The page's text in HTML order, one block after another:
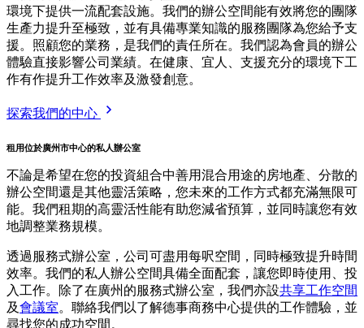
環境下提供一流配套設施。我們的辦公空間能有效將您的團隊
生產力提升至極致，並有具備專業知識的服務團隊為您給予支
援。照顧您的業務，是我們的責任所在。我們認為會員的辦公
體驗直接影響公司業績。在健康、宜人、支援充分的環境下工
作有作提升工作效率及激發創意。
探索我們的中心
租用位於廣州市中心的私人辦公室
不論是希望在您的投資組合中善用混合用途的房地產、分散的
辦公空間還是其他靈活策略，您未來的工作方式都充滿無限可
能。我們租期的高靈活性能有助您減省預算，並同時讓您有效
地調整業務規模。
透過服務式辦公室，公司可盡用每呎空間，同時極致提升時間
效率。我們的私人辦公空間具備全面配套，讓您即時使用、投
入工作。除了在廣州的服務式辦公室，我們亦設共享工作空間
及會議室。聯絡我們以了解德事商務中心提供的工作體驗，並
尋找您的成功空間。